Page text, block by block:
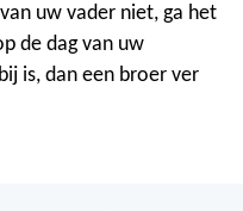
uw vader niet, ga het
de dag van uw
is, dan een broer ver